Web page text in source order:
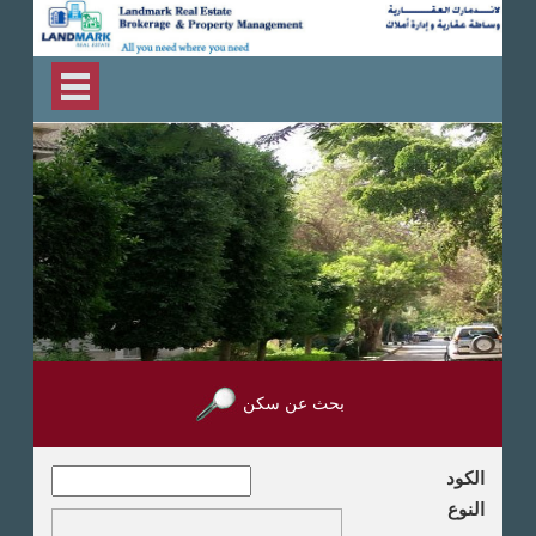
بحث عن سكن
الكود
النوع